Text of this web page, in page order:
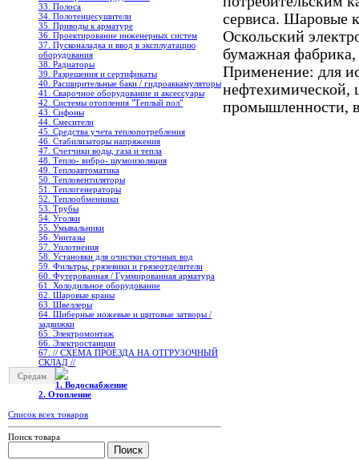
33. Полоса
34. Полотенцесушители
35. Приводы к арматуре
36. Проектирование инженерных систем
37. Пусконаладка и ввод в эксплуатацию
оборудования
38. Радиаторы
39. Разрешения и сертификаты
40. Расширительные баки / гидроаккамуляторы
41. Сварочное оборудование и аксессуары
42. Системы отопления "Теплый пол"
43. Сифоны
44. Смесители
45. Средства учета теплопотребления
46. Стабилизаторы напряжения
47. Счетчики воды, газа и тепла
48. Тепло- вибро- шумоизоляция
49. Теплоавтоматика
50. Тепловентиляторы
51. Теплогенераторы
52. Теплообменники
53. Трубы
54. Уголки
55. Умывальники
56. Унитазы
57. Уплотнения
58. Установки для очистки сточных вод
59. Фильтры, грязевики и грязеотделители
60. Футерованная / Гуммированная арматура
61. Холодильное oборудование
62. Шаровые краны
63. Швеллеры
64. Шиберные ножевые и щитовые затворы /
задвижки
65. Электромонтаж
66. Электростанции
67. // СХЕМА ПРОЕЗДА НА ОТГРУЗОЧНЫЙ
СКЛАД //
Средам
1. Водоснабжение
2. Отопление
Список всех товаров
Поиск товара
сервиса. Шаровые
Оскольский
бумажная
Применение: для
нефтехимической,
промышленности,